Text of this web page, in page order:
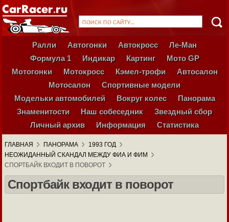
Ралли Автогонки Автокросс
Ле-Ман
Формула 1
Индикар Картинг
Мото GP
Мотогонки
Мотокросс Кэмел-трофи
Автосалон
Мотосалон
Спортивные модели
Модельки автомобилей
Вокруг колес
Панорама
Знаменитости
Наш собеседник
Звездный сбор
Личный архив
Информация Статистика
ГЛАВНАЯ ПАНОРАМА
1993 ГОД
НЕОЖИДАННЫЙ СКАНДАЛ МЕЖДУ ФИА И ФИМ
СПОРТБАЙК ВХОДИТ В ПОВОРОТ
Спортбайк входит в поворот